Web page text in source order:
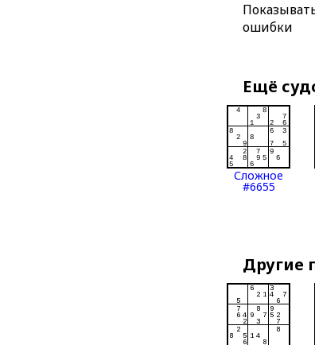
ошибки
Ещё
Сложное
#6655
Другие